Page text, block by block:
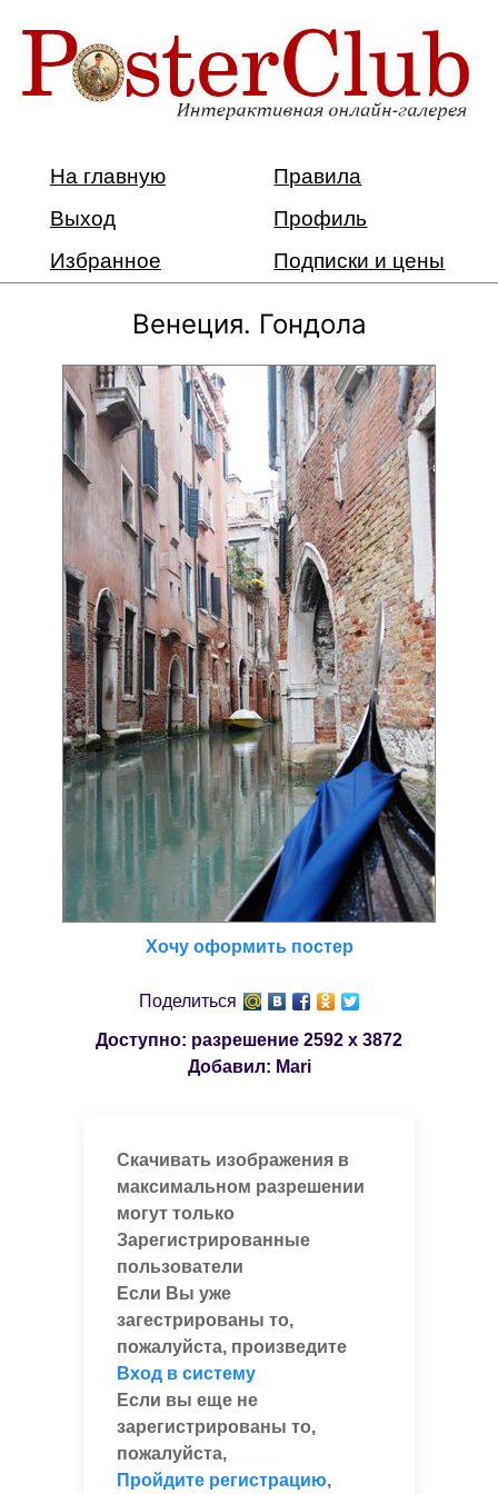
На главную
Правила
Выход
Профиль
Избранное
Подписки и цены
Венеция. Гондола
Хочу оформить постер
Поделиться
Доступно: разрешение 2592 x 3872
Добавил: Mari
Скачивать изображения в
максимальном разрешении
могут только
Зарегистрированные
пользователи
Если Вы уже
загестрированы то,
пожалуйста, произведите
Вход в систему
Если вы еще не
зарегистрированы то,
пожалуйста,
Пройдите регистрацию,